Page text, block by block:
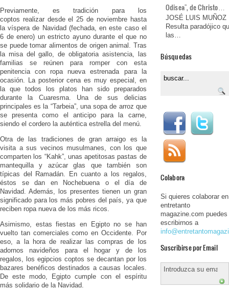
Previamente, es tradición para los
coptos realizar desde el 25 de noviembre hasta
la víspera de Navidad (fechada, en este caso el
6 de enero) un estricto ayuno durante el que no
se puede tomar alimentos de origen animal. Tras
la misa del gallo, de obligatoria asistencia, las
familias se reúnen para romper con esta
penitencia con ropa nueva estrenada para la
ocasión. La posterior cena es muy especial, en
la que todos los platos han sido preparados
durante la Cuaresma. Una de sus delicias
principales es la “Tarbeia”, una sopa de arroz que
se presenta como el anticipo para la carne,
siendo el cordero la auténtica estrella del menú.
Otra de las tradiciones de gran arraigo es la
visita a sus vecinos musulmanes, con los que
comparten los “Kahk”, unas apetitosas pastas de
mantequilla y azúcar glas que también son
típicas del Ramadán. En cuanto a los regalos,
éstos se dan en Nochebuena o el día de
Navidad. Además, los presentes tienen un gran
significado para los más pobres del país, ya que
reciben ropa nueva de los más ricos.
Asimismo, estas fiestas en Egipto no se han
vuelto tan comerciales como en Occidente. Por
eso, a la hora de realizar las compras de los
adornos navideños para el hogar y de los
regalos, los egipcios coptos se decantan por los
bazares benéficos destinados a causas locales.
De este modo, Egipto cumple con el espíritu
más solidario de la Navidad.
Odisea", de Christo…
JOSÉ LUIS MUÑOZ
Resulta paradójico
las…
Búsquedas
Colabora
Si quieres colaborar en
entretanto
magazine.com puedes
escribirnos a
Suscribirse por Email